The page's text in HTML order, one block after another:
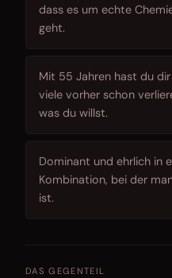
dass es um echte
geht.
Mit 55 Jahren hast du
viele vorher schon
was du willst.
Dominant und ehrlich in
Kombination, bei der
ist.
DAS GEGENTEIL